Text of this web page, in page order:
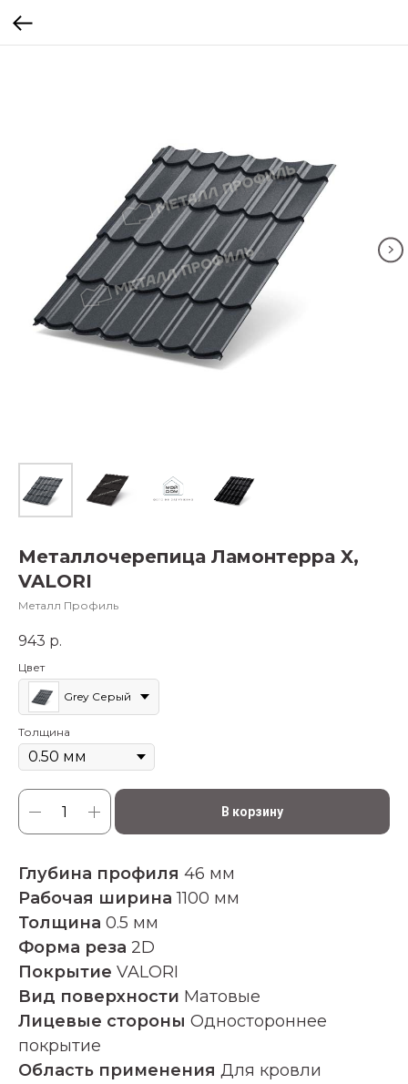
Металлочерепица Ламонтерра X,
VALORI
Металл Профиль
943 р.
Цвет
Grey Серый
Толщина
В корзину
Глубина профиля 46 мм
Рабочая ширина 1100 мм
Толщина 0.5 мм
Форма реза 2D
Покрытие VALORI
Вид поверхности Матовые
Лицевые стороны Одностороннее
покрытие
Область применения Для кровли